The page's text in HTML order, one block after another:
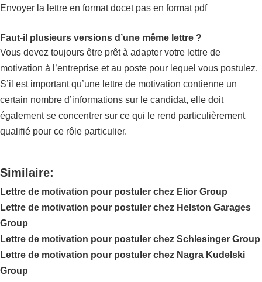
Envoyer la lettre en format docet pas en format pdf
Faut-il plusieurs versions d’une même lettre ?
Vous devez toujours être prêt à adapter votre lettre de
motivation à l’entreprise et au poste pour lequel vous postulez.
S’il est important qu’une lettre de motivation contienne un
certain nombre d’informations sur le candidat, elle doit
également se concentrer sur ce qui le rend particulièrement
qualifié pour ce rôle particulier.
Similaire:
Lettre de motivation pour postuler chez Elior Group
Lettre de motivation pour postuler chez Helston Garages
Group
Lettre de motivation pour postuler chez Schlesinger Group
Lettre de motivation pour postuler chez Nagra Kudelski
Group